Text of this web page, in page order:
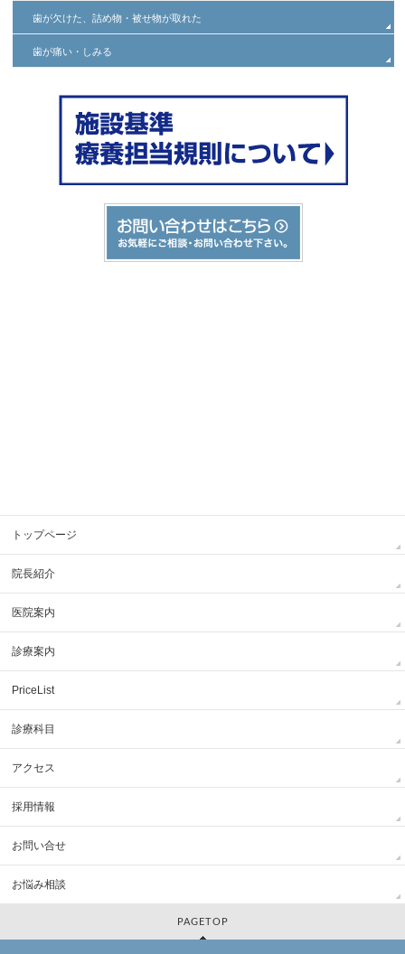
歯が欠けた、詰め物・被せ物が取れた
歯が痛い・しみる
トップページ
院長紹介
医院案内
診療案内
PriceList
診療科目
アクセス
採用情報
お問い合せ
お悩み相談
PAGETOP